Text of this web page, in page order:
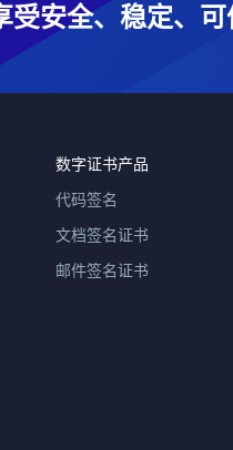
受安全、稳定、
数字证书产品
代码签名
文档签名证书
邮件签名证书